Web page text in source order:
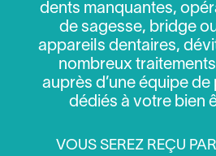
dents manquantes,
de sagesse, bridge
appareils dentaires,
nombreux
auprès d’une équipe
dédiés à votre bien
VOUS SEREZ REÇU